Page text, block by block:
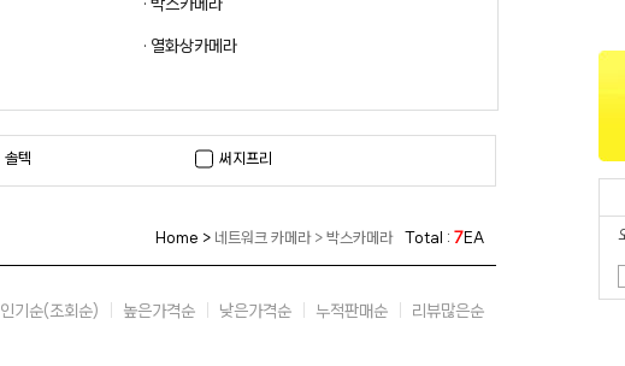
· 박스카메라
· 열화상카메라
솔텍 써지프리
Home > 네트워크 카메라 > 박스카메라 Total : 7EA
인기순(조회순) 높은가격순 낮은가격순 누적판매순 리뷰많은순